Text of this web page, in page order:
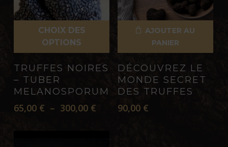
CHOIX DES
OPTIONS
produit
a
TRUFFES NOIRES
– TUBER
MELANOSPORUM
65,00 € – 300,00 € Plage
AJOUTER AU
PANIER
DÉCOUVREZ LE
MONDE SECRET
DES TRUFFES
90,00 €